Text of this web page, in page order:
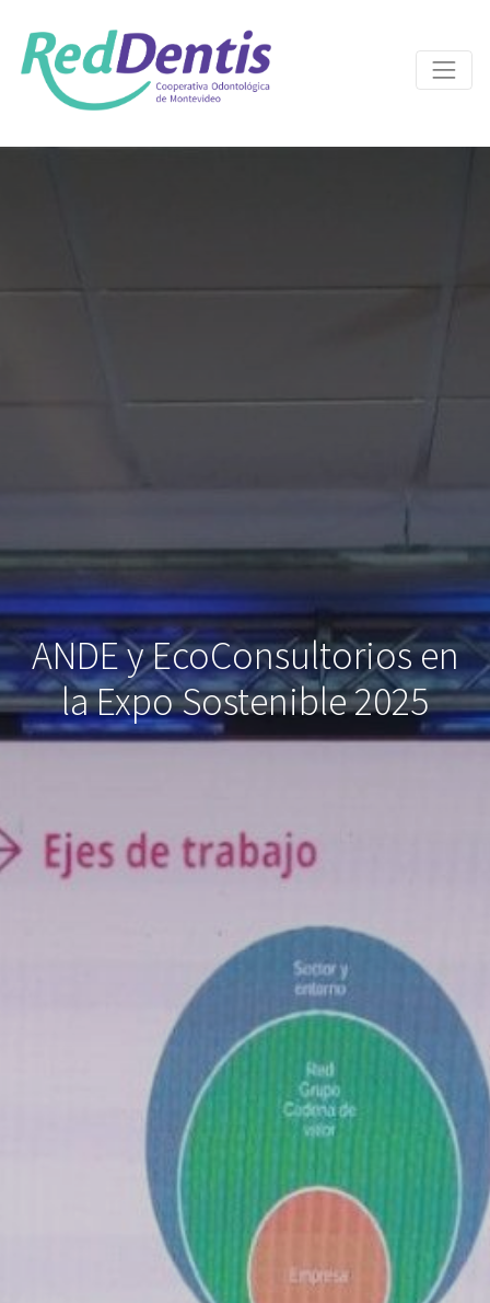
ANDE y EcoConsultorios en
la Expo Sostenible 2025